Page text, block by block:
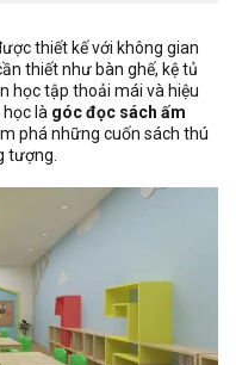
thiết kế với không gian
thiết như bàn ghế, kệ tủ
học tập thoải mái và hiệu
là góc đọc sách ấm
phá những cuốn sách thú
tượng.